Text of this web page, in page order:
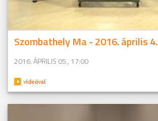
Szombathely Ma - 2016. április 4.
2016. ÁPRILIS 05., 17:00